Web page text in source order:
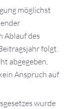
möglichst
Ablauf des
folgt.
abgegeben,
Anspruch auf
wurde